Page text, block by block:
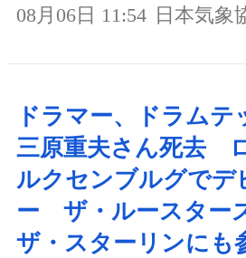
08月06日 11:54 日本気象
ドラマー、ドラムテ
三原重夫さん死去
ルクセンブルグでデ
ー ザ・ルースター
ザ・スターリンにも